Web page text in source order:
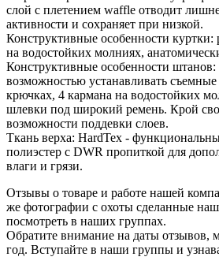
слой с плетением waffle отводит
активности и сохраняет при низкой.
Конструктивные особенности куртки:
на водостойких молниях,
Конструктивные особенности
возможностью устанавливать
крючках, 4 кармана на водостойких
шлевки под широкий ремень. Крой
возможности поддевки слоев.
Ткань верха: HardTex -
полиэстер c DWR пропиткой для
влаги и грязи.
Отзывы о товаре и работе нашей
же фотографии с охоты сделанные
посмотреть в наших группах.
Обратите внимание на даты отзывов,
год. Вступайте в наши группы и